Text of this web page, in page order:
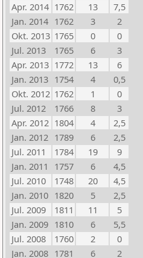
Apr. 2014 1762 13
7,5
Jan. 2014 1762 3
2
Okt. 2013 1765 0
0
Jul. 2013
1765 6
3
Apr. 2013 1772 13
6
Jan. 2013 1754 4
0,5
Okt. 2012 1762 1
0
Jul. 2012
1766 8
3
Apr. 2012 1804 4
2,5
Jan. 2012 1789 6
2,5
Jul. 2011
1784 19
9
Jan. 2011
1757 6
4,5
Jul. 2010
1748 20
4,5
Jan. 2010 1820 5
2,5
Jul. 2009
1811 11
5
Jan. 2009 1810 6
5,5
Jul. 2008
1760 2
0
Jan. 2008 1781 6 2